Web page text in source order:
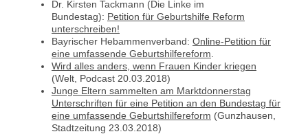
Dr. Kirsten Tackmann (Die Linke im
Bundestag): Petition für Geburtshilfe Reform
unterschreiben!
Bayrischer Hebammenverband: Online-Petition für
eine umfassende Geburtshilfereform
Wird alles anders, wenn Frauen Kinder kriegen
(Welt, Podcast 20.03.2018)
Junge Eltern sammelten am Marktdonnerstag
Unterschriften für eine Petition an den Bundestag für
eine umfassende Geburtshilfereform (Gunzhausen,
Stadtzeitung 23.03.2018)